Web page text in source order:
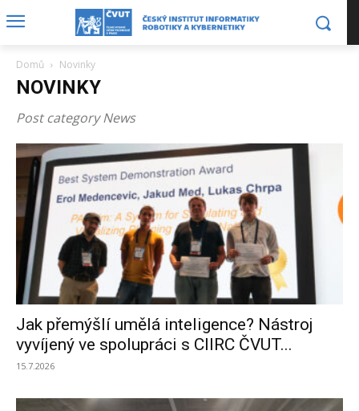
Domů Novinky
NOVINKY
Post category News
Jak přemýšlí umělá inteligence? Nástroj
vyvíjený ve spolupráci s CIIRC ČVUT...
15.7.2026